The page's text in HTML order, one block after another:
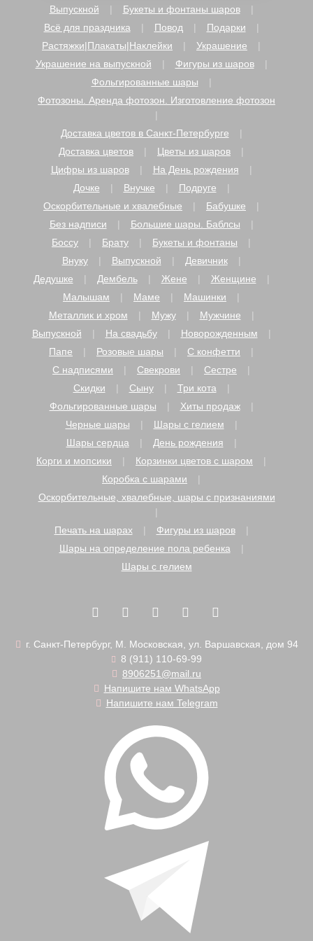
Выпускной
Букеты и фонтаны шаров
Всё для праздника
Повод
Подарки
Растяжки|Плакаты|Наклейки
Украшение
Украшение на выпускной
Фигуры из шаров
Фольгированные шары
Фотозоны. Аренда фотозон. Изготовление фотозон
Доставка цветов в Санкт-Петербурге
Доставка цветов
Цветы из шаров
Цифры из шаров
На День рождения
Дочке
Внучке
Подруге
Оскорбительные и хвалебные
Бабушке
Без надписи
Большие шары. Баблсы
Боссу
Брату
Букеты и фонтаны
Внуку
Выпускной
Девичник
Дедушке
Дембель Жене
Женщине
Малышам
Маме
Машинки
Металлик и хром
Мужу
Мужчине
Выпускной
На свадьбу
Новорожденным
Папе
Розовые шары
С конфетти
С надписями
Свекрови
Сестре
Скидки
Сыну
Три кота
Фольгированные шары
Хиты продаж
Черные шары
Шары с гелием
Шары сердца
День рождения
Корги и мопсики
Корзинки цветов с шаром
Коробка с шарами
Оскорбительные, хвалебные, шары с признаниями
Печать на шарах
Фигуры из шаров
Шары на определение пола ребенка
Шары с гелием
г. Санкт-Петербург, М. Московская, ул. Варшавская, дом 94
8 (911) 110-69-99
8906251@mail.ru
Напишите нам WhatsApp
Напишите нам Telegram